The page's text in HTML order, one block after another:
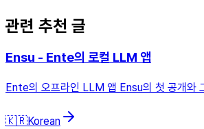
관련 추천 글
Ensu - Ente의 로컬 LLM 앱
Ente의 오프라인 LLM 앱 Ensu의 첫 공개와
🇰🇷Korean